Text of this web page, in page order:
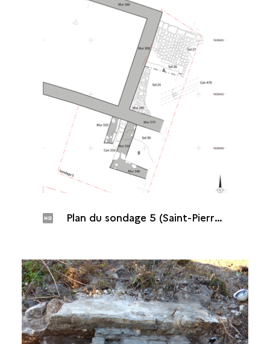
Plan du sondage 5 (Saint-Pierre, Maison de Canonville, 2015)